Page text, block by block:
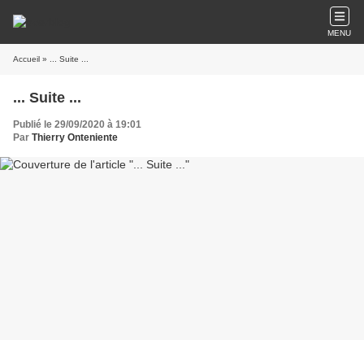
MENU
Accueil » ... Suite ...
... Suite ...
Publié le 29/09/2020 à 19:01
Par Thierry Onteniente